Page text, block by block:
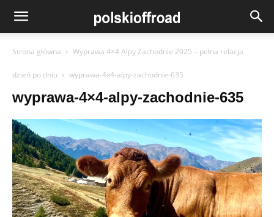
Strona główna Wyprawa 4×4 Alpy Zachodnie 2025 – pełna relacja
dzień po dniu wyprawa-4x4-alpy-zachodnie-635
wyprawa-4×4-alpy-zachodnie-635